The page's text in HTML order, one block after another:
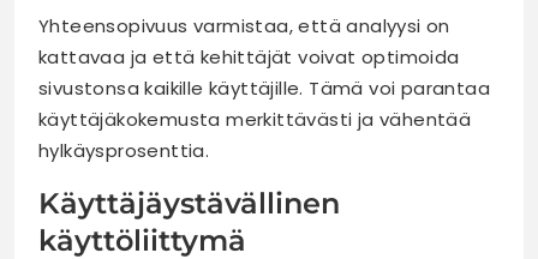
Yhteensopivuus varmistaa, että analyysi on
kattavaa ja että kehittäjät voivat optimoida
sivustonsa kaikille käyttäjille. Tämä voi parantaa
käyttäjäkokemusta merkittävästi ja vähentää
hylkäysprosenttia.
Käyttäjäystävällinen
käyttöliittymä